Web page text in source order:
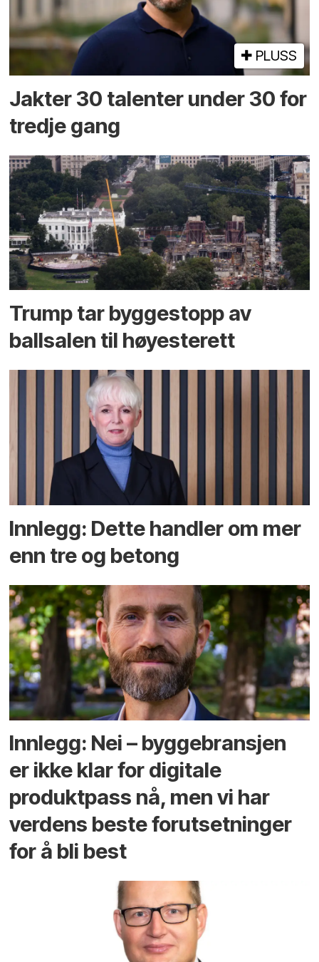
PLUSS
Jakter 30 talenter under 30 for
tredje gang
Trump tar byggestopp av
ballsalen til høyesterett
Innlegg: Dette handler om mer
enn tre og betong
Innlegg: Nei – byggebransjen
er ikke klar for digitale
produktpass nå, men vi har
verdens beste forutsetninger
for å bli best